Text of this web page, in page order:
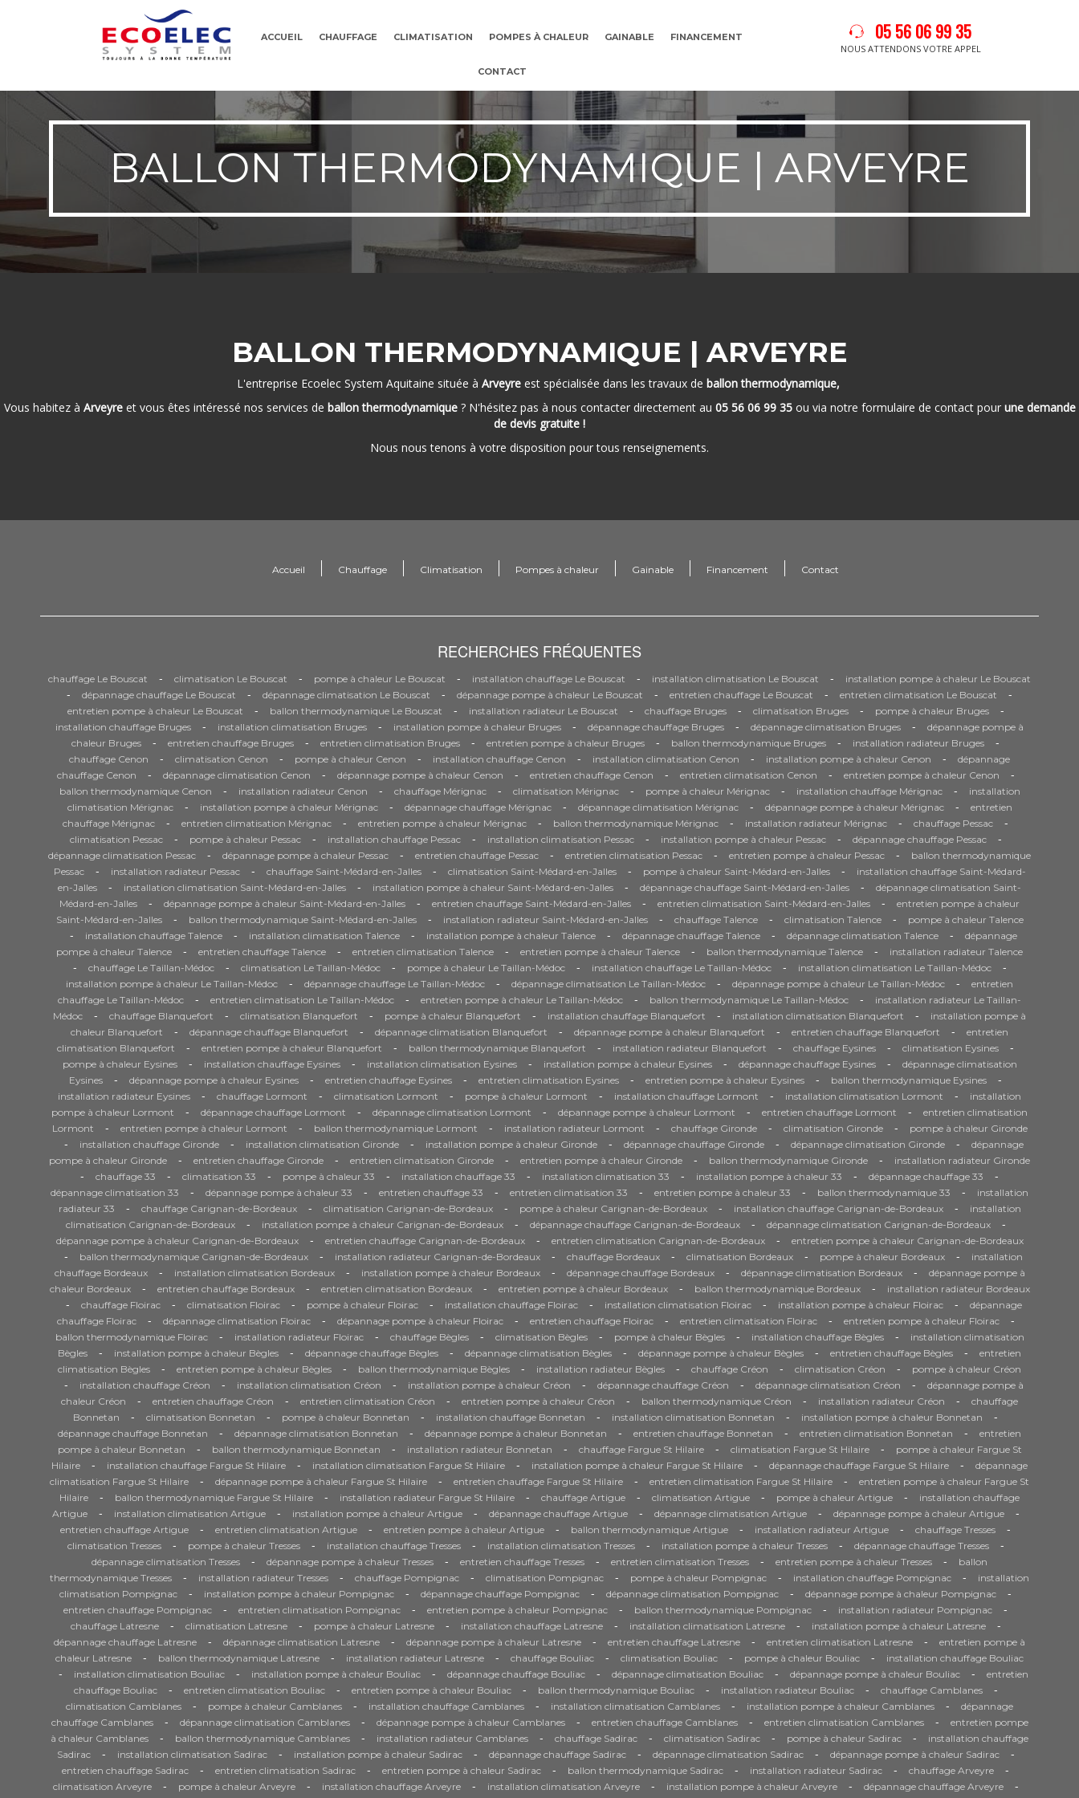
ACCUEIL CHAUFFAGE CLIMATISATION POMPES À CHALEUR GAINABLE FINANCEMENT
CONTACT
05 56 06 99 35
NOUS ATTENDONS VOTRE APPEL
BALLON THERMODYNAMIQUE | ARVEYRE
BALLON THERMODYNAMIQUE | ARVEYRE
L'entreprise Ecoelec System Aquitaine située à Arveyre est spécialisée dans les travaux de ballon thermodynamique,
Vous habitez à Arveyreet vous êtes intéressé nos services de ballon thermodynamique ? N'hésitez pas à nous contacter directement au 05 56 06 99 35 ou via notre formulaire de contact pourune demande
de devis gratuite !
Nous nous tenons à votre disposition pour tous renseignements.
Accueil Chauffage Climatisation Pompes à chaleur Gainable Financement Contact
RECHERCHES FRÉQUENTES
chauffage Le Bouscat - climatisation Le Bouscat - pompe à chaleur Le Bouscat - installation chauffage Le Bouscat - installation climatisation Le Bouscat - installation pompe à chaleur Le Bouscat
- dépannage chauffage Le Bouscat - dépannage climatisation Le Bouscat - dépannage pompe à chaleur Le Bouscat - entretien chauffage Le Bouscat - entretien climatisation Le Bouscat -
entretien pompe à chaleur Le Bouscat - ballon thermodynamique Le Bouscat - installation radiateur Le Bouscat - chauffage Bruges - climatisation Bruges - pompe à chaleur Bruges -
installation chauffage Bruges - installation climatisation Bruges - installation pompe à chaleur Bruges - dépannage chauffage Bruges - dépannage climatisation Bruges -
dépannage pompe à
chaleur Bruges
- entretien chauffage Bruges - entretien climatisation Bruges - entretien pompe à chaleur Bruges - ballon thermodynamique Bruges - installation radiateur Bruges -
chauffage Cenon - climatisation Cenon - pompe à chaleur Cenon - installation chauffage Cenon - installation climatisation Cenon - installation pompe à chaleur Cenon -
dépannage
chauffage Cenon
- dépannage climatisation Cenon - dépannage pompe à chaleur Cenon - entretien chauffage Cenon - entretien climatisation Cenon - entretien pompe à chaleur Cenon -
ballon thermodynamique Cenon - installation radiateur Cenon - chauffage Mérignac - climatisation Mérignac - pompe à chaleur Mérignac - installation chauffage Mérignac -
installation
climatisation Mérignac
- installation pompe à chaleur Mérignac - dépannage chauffage Mérignac - dépannage climatisation Mérignac - dépannage pompe à chaleur Mérignac -
entretien
chauffage Mérignac
- entretien climatisation Mérignac - entretien pompe à chaleur Mérignac - ballon thermodynamique Mérignac - installation radiateur Mérignac - chauffage Pessac -
climatisation Pessac - pompe à chaleur Pessac - installation chauffage Pessac - installation climatisation Pessac - installation pompe à chaleur Pessac - dépannage chauffage Pessac -
dépannage climatisation Pessac - dépannage pompe à chaleur Pessac - entretien chauffage Pessac - entretien climatisation Pessac - entretien pompe à chaleur Pessac -
ballon thermodynamique
Pessac
- installation radiateur Pessac - chauffage Saint-Médard-en-Jalles - climatisation Saint-Médard-en-Jalles - pompe à chaleur Saint-Médard-en-Jalles -
installation chauffage Saint-Médard-
en-Jalles
- installation climatisation Saint-Médard-en-Jalles - installation pompe à chaleur Saint-Médard-en-Jalles - dépannage chauffage Saint-Médard-en-Jalles -
dépannage climatisation Saint-
Médard-en-Jalles
- dépannage pompe à chaleur Saint-Médard-en-Jalles - entretien chauffage Saint-Médard-en-Jalles - entretien climatisation Saint-Médard-en-Jalles -
entretien pompe à chaleur
Saint-Médard-en-Jalles
- ballon thermodynamique Saint-Médard-en-Jalles - installation radiateur Saint-Médard-en-Jalles - chauffage Talence - climatisation Talence - pompe à chaleur Talence
- installation chauffage Talence - installation climatisation Talence - installation pompe à chaleur Talence - dépannage chauffage Talence - dépannage climatisation Talence -
dépannage
pompe à chaleur Talence
- entretien chauffage Talence - entretien climatisation Talence - entretien pompe à chaleur Talence - ballon thermodynamique Talence - installation radiateur Talence
- chauffage Le Taillan-Médoc - climatisation Le Taillan-Médoc - pompe à chaleur Le Taillan-Médoc - installation chauffage Le Taillan-Médoc - installation climatisation Le Taillan-Médoc -
installation pompe à chaleur Le Taillan-Médoc - dépannage chauffage Le Taillan-Médoc - dépannage climatisation Le Taillan-Médoc - dépannage pompe à chaleur Le Taillan-Médoc -
entretien
chauffage Le Taillan-Médoc
- entretien climatisation Le Taillan-Médoc - entretien pompe à chaleur Le Taillan-Médoc - ballon thermodynamique Le Taillan-Médoc -
installation radiateur Le Taillan-
Médoc
- chauffage Blanquefort - climatisation Blanquefort - pompe à chaleur Blanquefort - installation chauffage Blanquefort - installation climatisation Blanquefort -
installation pompe à
chaleur Blanquefort
- dépannage chauffage Blanquefort - dépannage climatisation Blanquefort - dépannage pompe à chaleur Blanquefort - entretien chauffage Blanquefort -
entretien
climatisation Blanquefort
- entretien pompe à chaleur Blanquefort - ballon thermodynamique Blanquefort - installation radiateur Blanquefort - chauffage Eysines - climatisation Eysines -
pompe à chaleur Eysines - installation chauffage Eysines - installation climatisation Eysines - installation pompe à chaleur Eysines - dépannage chauffage Eysines -
dépannage climatisation
Eysines
- dépannage pompe à chaleur Eysines - entretien chauffage Eysines - entretien climatisation Eysines - entretien pompe à chaleur Eysines - ballon thermodynamique Eysines -
installation radiateur Eysines - chauffage Lormont - climatisation Lormont - pompe à chaleur Lormont - installation chauffage Lormont - installation climatisation Lormont -
installation
pompe à chaleur Lormont
- dépannage chauffage Lormont - dépannage climatisation Lormont - dépannage pompe à chaleur Lormont - entretien chauffage Lormont -
entretien climatisation
Lormont
- entretien pompe à chaleur Lormont - ballon thermodynamique Lormont - installation radiateur Lormont - chauffage Gironde - climatisation Gironde - pompe à chaleur Gironde
- installation chauffage Gironde - installation climatisation Gironde - installation pompe à chaleur Gironde - dépannage chauffage Gironde - dépannage climatisation Gironde -
dépannage
pompe à chaleur Gironde
- entretien chauffage Gironde - entretien climatisation Gironde - entretien pompe à chaleur Gironde - ballon thermodynamique Gironde - installation radiateur Gironde
- chauffage 33 - climatisation 33 - pompe à chaleur 33 - installation chauffage 33 - installation climatisation 33 - installation pompe à chaleur 33 - dépannage chauffage 33 -
dépannage climatisation 33 - dépannage pompe à chaleur 33 - entretien chauffage 33 - entretien climatisation 33 - entretien pompe à chaleur 33 - ballon thermodynamique 33 -
installation
radiateur 33
- chauffage Carignan-de-Bordeaux - climatisation Carignan-de-Bordeaux - pompe à chaleur Carignan-de-Bordeaux - installation chauffage Carignan-de-Bordeaux -
installation
climatisation Carignan-de-Bordeaux
- installation pompe à chaleur Carignan-de-Bordeaux - dépannage chauffage Carignan-de-Bordeaux - dépannage climatisation Carignan-de-Bordeaux -
dépannage pompe à chaleur Carignan-de-Bordeaux - entretien chauffage Carignan-de-Bordeaux - entretien climatisation Carignan-de-Bordeaux - entretien pompe à chaleur Carignan-de-Bordeaux
- ballon thermodynamique Carignan-de-Bordeaux - installation radiateur Carignan-de-Bordeaux - chauffage Bordeaux - climatisation Bordeaux - pompe à chaleur Bordeaux -
installation
chauffage Bordeaux
- installation climatisation Bordeaux - installation pompe à chaleur Bordeaux - dépannage chauffage Bordeaux - dépannage climatisation Bordeaux -
dépannage pompe à
chaleur Bordeaux
- entretien chauffage Bordeaux - entretien climatisation Bordeaux - entretien pompe à chaleur Bordeaux - ballon thermodynamique Bordeaux - installation radiateur Bordeaux
- chauffage Floirac - climatisation Floirac - pompe à chaleur Floirac - installation chauffage Floirac - installation climatisation Floirac - installation pompe à chaleur Floirac -
dépannage
chauffage Floirac
- dépannage climatisation Floirac - dépannage pompe à chaleur Floirac - entretien chauffage Floirac - entretien climatisation Floirac - entretien pompe à chaleur Floirac -
ballon thermodynamique Floirac - installation radiateur Floirac - chauffage Bègles - climatisation Bègles - pompe à chaleur Bègles - installation chauffage Bègles -
installation climatisation
Bègles
- installation pompe à chaleur Bègles - dépannage chauffage Bègles - dépannage climatisation Bègles - dépannage pompe à chaleur Bègles - entretien chauffage Bègles -
entretien
climatisation Bègles
- entretien pompe à chaleur Bègles - ballon thermodynamique Bègles - installation radiateur Bègles - chauffage Créon - climatisation Créon - pompe à chaleur Créon
- installation chauffage Créon - installation climatisation Créon - installation pompe à chaleur Créon - dépannage chauffage Créon - dépannage climatisation Créon -
dépannage pompe à
chaleur Créon
- entretien chauffage Créon - entretien climatisation Créon - entretien pompe à chaleur Créon - ballon thermodynamique Créon - installation radiateur Créon -
chauffage
Bonnetan
- climatisation Bonnetan - pompe à chaleur Bonnetan - installation chauffage Bonnetan - installation climatisation Bonnetan - installation pompe à chaleur Bonnetan -
dépannage chauffage Bonnetan - dépannage climatisation Bonnetan - dépannage pompe à chaleur Bonnetan - entretien chauffage Bonnetan - entretien climatisation Bonnetan -
entretien
pompe à chaleur Bonnetan
- ballon thermodynamique Bonnetan - installation radiateur Bonnetan - chauffage Fargue St Hilaire - climatisation Fargue St Hilaire -
pompe à chaleur Fargue St
Hilaire
- installation chauffage Fargue St Hilaire - installation climatisation Fargue St Hilaire - installation pompe à chaleur Fargue St Hilaire - dépannage chauffage Fargue St Hilaire -
dépannage
climatisation Fargue St Hilaire
- dépannage pompe à chaleur Fargue St Hilaire - entretien chauffage Fargue St Hilaire - entretien climatisation Fargue St Hilaire -
entretien pompe à chaleur Fargue St
Hilaire
- ballon thermodynamique Fargue St Hilaire - installation radiateur Fargue St Hilaire - chauffage Artigue - climatisation Artigue - pompe à chaleur Artigue -
installation chauffage
Artigue
- installation climatisation Artigue - installation pompe à chaleur Artigue - dépannage chauffage Artigue - dépannage climatisation Artigue - dépannage pompe à chaleur Artigue -
entretien chauffage Artigue - entretien climatisation Artigue - entretien pompe à chaleur Artigue - ballon thermodynamique Artigue - installation radiateur Artigue - chauffage Tresses -
climatisation Tresses - pompe à chaleur Tresses - installation chauffage Tresses - installation climatisation Tresses - installation pompe à chaleur Tresses - dépannage chauffage Tresses -
dépannage climatisation Tresses - dépannage pompe à chaleur Tresses - entretien chauffage Tresses - entretien climatisation Tresses - entretien pompe à chaleur Tresses -
ballon
thermodynamique Tresses
- installation radiateur Tresses - chauffage Pompignac - climatisation Pompignac - pompe à chaleur Pompignac - installation chauffage Pompignac -
installation
climatisation Pompignac
- installation pompe à chaleur Pompignac - dépannage chauffage Pompignac - dépannage climatisation Pompignac - dépannage pompe à chaleur Pompignac -
entretien chauffage Pompignac - entretien climatisation Pompignac - entretien pompe à chaleur Pompignac - ballon thermodynamique Pompignac - installation radiateur Pompignac -
chauffage Latresne - climatisation Latresne - pompe à chaleur Latresne - installation chauffage Latresne - installation climatisation Latresne - installation pompe à chaleur Latresne -
dépannage chauffage Latresne - dépannage climatisation Latresne - dépannage pompe à chaleur Latresne - entretien chauffage Latresne - entretien climatisation Latresne -
entretien pompe à
chaleur Latresne
- ballon thermodynamique Latresne - installation radiateur Latresne - chauffage Bouliac - climatisation Bouliac - pompe à chaleur Bouliac - installation chauffage Bouliac
- installation climatisation Bouliac - installation pompe à chaleur Bouliac - dépannage chauffage Bouliac - dépannage climatisation Bouliac - dépannage pompe à chaleur Bouliac -
entretien
chauffage Bouliac
- entretien climatisation Bouliac - entretien pompe à chaleur Bouliac - ballon thermodynamique Bouliac - installation radiateur Bouliac - chauffage Camblanes -
climatisation Camblanes - pompe à chaleur Camblanes - installation chauffage Camblanes - installation climatisation Camblanes - installation pompe à chaleur Camblanes -
dépannage
chauffage Camblanes
- dépannage climatisation Camblanes - dépannage pompe à chaleur Camblanes - entretien chauffage Camblanes - entretien climatisation Camblanes -
entretien pompe
à chaleur Camblanes
- ballon thermodynamique Camblanes - installation radiateur Camblanes - chauffage Sadirac - climatisation Sadirac - pompe à chaleur Sadirac -
installation chauffage
Sadirac
- installation climatisation Sadirac - installation pompe à chaleur Sadirac - dépannage chauffage Sadirac - dépannage climatisation Sadirac - dépannage pompe à chaleur Sadirac -
entretien chauffage Sadirac - entretien climatisation Sadirac - entretien pompe à chaleur Sadirac - ballon thermodynamique Sadirac - installation radiateur Sadirac - chauffage Arveyre -
climatisation Arveyre - pompe à chaleur Arveyre - installation chauffage Arveyre - installation climatisation Arveyre - installation pompe à chaleur Arveyre - dépannage chauffage Arveyre -